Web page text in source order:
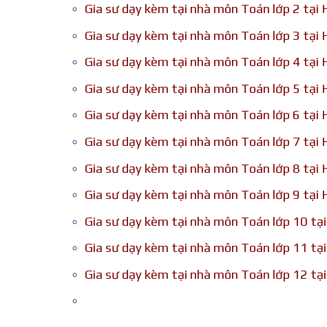
Gia sư dạy kèm tại nhà môn Toán lớp 2 tại
Gia sư dạy kèm tại nhà môn Toán lớp 3 tại
Gia sư dạy kèm tại nhà môn Toán lớp 4 tại
Gia sư dạy kèm tại nhà môn Toán lớp 5 tại
Gia sư dạy kèm tại nhà môn Toán lớp 6 tại
Gia sư dạy kèm tại nhà môn Toán lớp 7 tại
Gia sư dạy kèm tại nhà môn Toán lớp 8 tại
Gia sư dạy kèm tại nhà môn Toán lớp 9 tại
Gia sư dạy kèm tại nhà môn Toán lớp 10
Gia sư dạy kèm tại nhà môn Toán lớp 11
Gia sư dạy kèm tại nhà môn Toán lớp 12